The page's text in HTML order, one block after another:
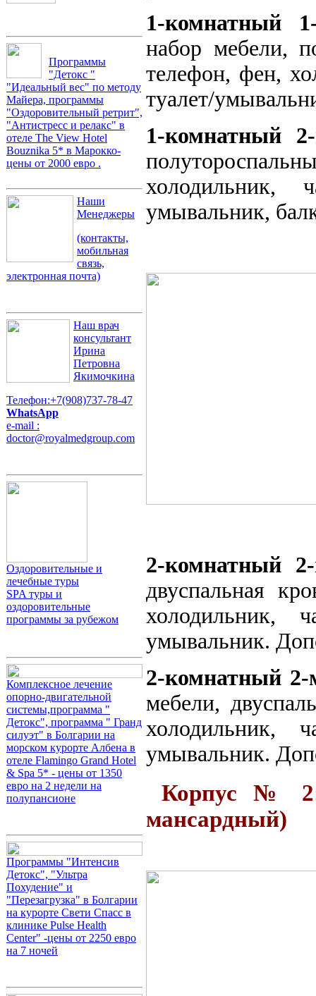
Программы
"Детокс "
"Идеальный вес" по методу
Майера, программы
"Оздоровительный ретрит",
"Антистресс и релакс" в
отеле The View Hotel
Bouznika 5* в Марокко-
цены от 2000 евро .
Наши
Менеджеры
(контакты,
мобильная
связь,
электронная почта)
Наш врач
консультант
Ирина
Петровна
Якимочкина
Телефон:+7(908)737-78-47
WhatsApp
e-mail :
doctor@royalmedgroup.com
Оздоровительные и
лечебные туры
SPA туры и
оздоровительные
программы за рубежом
Комплексное лечение
опорно-двигательной
системы,программа "
Детокс", программа " Гранд
силуэт" в Болгарии на
морском курорте Албена в
отеле Flamingo Grand Hotel
& Spa 5* - цены от 1350
евро на 2 недели на
полупансионе
Программы "Интенсив
Детокс", "Ультра
Похудение" и
"Перезагрузка" в Болгарии
на курорте Свети Спасс в
клинике Pulse Health
Center" -цены от 2250 евро
на 7 ночей
1-комнатный
набор мебели,
телефон, фен,
туалет/
1-комнатный
холодильник,
умывальник,
2-комнатный
двуспальная
холодильник,
умывальник.
2-комнатный
мебели,
холодильник,
умывальник.
Корпус №
мансардный)